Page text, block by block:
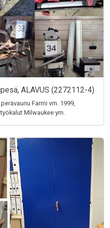
ALAVUS (2272112-4)
Farmi vm. 1999,
Milwaukee ym.